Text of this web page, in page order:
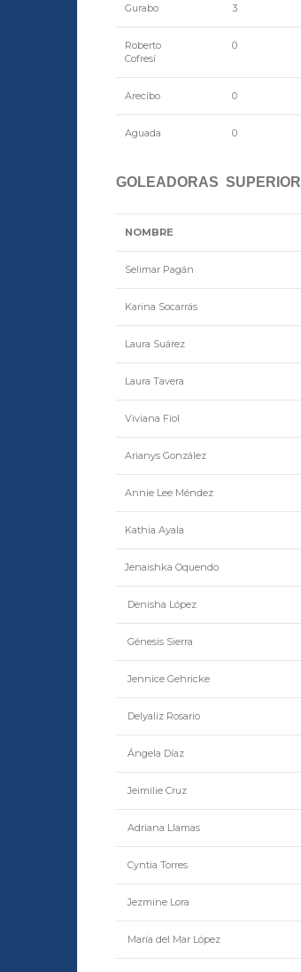
Gurabo 3
Roberto
Cofresí
0
Arecibo 0
Aguada 0
GOLEADORAS SUPERIOR
NOMBRE
Selimar Pagán
Karina Socarrás
Laura Suárez
Laura Tavera
Viviana Fiol
Arianys González
Annie Lee Méndez
Kathia Ayala
Jenaishka Oquendo
Denisha López
Génesis Sierra
Jennice Gehricke
Delyaliz Rosario
Ángela Díaz
Jeimilie Cruz
Adriana Llamas
Cyntia Torres
Jezmine Lora
María del Mar López